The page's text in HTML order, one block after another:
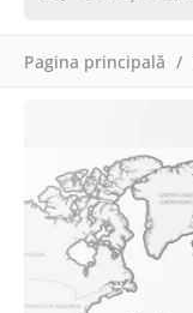
Pagina principală